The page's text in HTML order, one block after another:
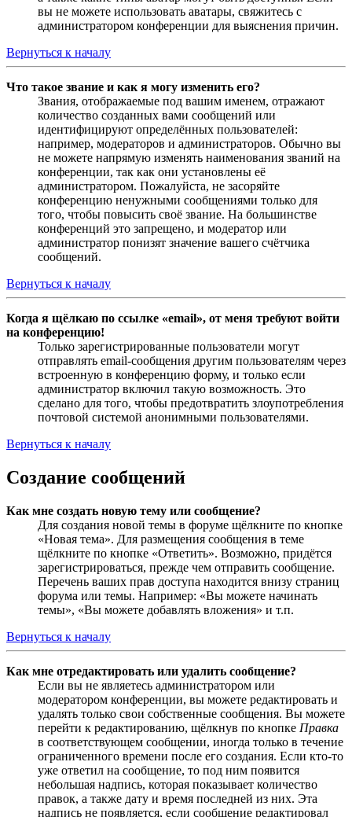
вы не можете использовать аватары, свяжитесь с
администратором конференции для выяснения причин.
Вернуться к началу
Что такое звание и как я могу изменить его?
Звания, отображаемые под вашим именем, отражают
количество созданных вами сообщений или
идентифицируют определённых пользователей:
например, модераторов и администраторов. Обычно вы
не можете напрямую изменять наименования званий на
конференции, так как они установлены её
администратором. Пожалуйста, не засоряйте
конференцию ненужными сообщениями только для
того, чтобы повысить своё звание. На большинстве
конференций это запрещено, и модератор или
администратор понизят значение вашего счётчика
сообщений.
Вернуться к началу
Когда я щёлкаю по ссылке «email», от меня требуют войти
на конференцию!
Только зарегистрированные пользователи могут
отправлять email-сообщения другим пользователям через
встроенную в конференцию форму, и только если
администратор включил такую возможность. Это
сделано для того, чтобы предотвратить злоупотребления
почтовой системой анонимными пользователями.
Вернуться к началу
Создание сообщений
Как мне создать новую тему или сообщение?
Для создания новой темы в форуме щёлкните по кнопке
«Новая тема». Для размещения сообщения в теме
щёлкните по кнопке «Ответить». Возможно, придётся
зарегистрироваться, прежде чем отправить сообщение.
Перечень ваших прав доступа находится внизу страниц
форума или темы. Например: «Вы можете начинать
темы», «Вы можете добавлять вложения» и т.п.
Вернуться к началу
Как мне отредактировать или удалить сообщение?
Если вы не являетесь администратором или
модератором конференции, вы можете редактировать и
удалять только свои собственные сообщения. Вы можете
перейти к редактированию, щёлкнув по кнопке Правка
в соответствующем сообщении, иногда только в течение
ограниченного времени после его создания. Если кто-то
уже ответил на сообщение, то под ним появится
небольшая надпись, которая показывает количество
правок, а также дату и время последней из них. Эта
надпись не появляется, если сообщение редактировал